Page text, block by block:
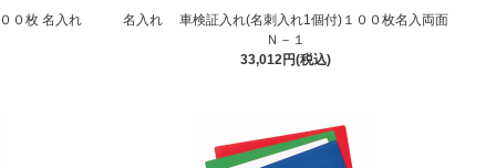
０枚 名入れ
名入れ 車検証入れ(名刺入れ1個付)１００枚名入両面
Ｎ－１
33,012円(税込)